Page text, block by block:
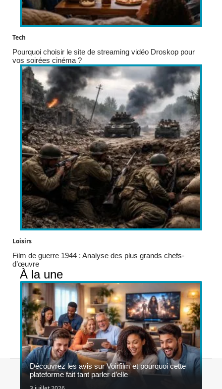
Tech
Pourquoi choisir le site de streaming vidéo Droskop pour
vos soirées cinéma ?
Loisirs
Film de guerre 1944 : Analyse des plus grands chefs-
d’œuvre
À la une
Découvrez les avis sur Voirfilm et pourquoi cette
plateforme fait tant parler d’elle
Contact Mentions légales Sitemap